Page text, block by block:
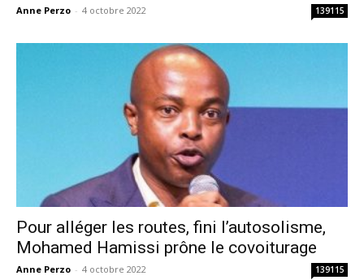
Anne Perzo - 4 octobre 2022 139115
Pour alléger les routes, fini l’autosolisme,
Mohamed Hamissi prône le covoiturage
Anne Perzo - 4 octobre 2022 139115